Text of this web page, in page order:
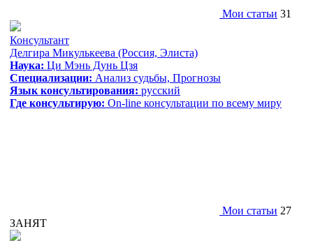
Мои статьи 31
Консультант
Делгира Микулькеева (Россия, Элиста)
Наука: Ци Мэнь Дунь Цзя
Специализации: Анализ судьбы, Прогнозы
Язык консультирования: русский
Где консультирую: On-line консультации по всему миру
Мои статьи 27
ЗАНЯТ